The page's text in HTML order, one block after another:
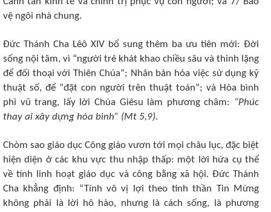
vệ ngôi nhà chung.
Đức Thánh Cha Lêô XIV bổ sung thêm ba ưu tiên mới: Đời
sống nội tâm, vì “người trẻ khát khao chiều sâu và thinh lặng
để đối thoại với Thiên Chúa”; Nhân bản hóa việc sử dụng kỹ
thuật số, để “đặt con người trên thuật toán”; và Hòa bình
phi vũ trang, lấy lời Chúa Giêsu làm phương châm: “Phúc
thay ai xây dựng hòa bình” (Mt 5,9).
Chòm sao giáo dục Công giáo vươn tới mọi châu lục, đặc biệt
hiện diện ở các khu vực thu nhập thấp: một lời hứa cụ thể
về tính linh hoạt giáo dục và công bằng xã hội. Đức Thánh
Cha khẳng định: “Tính vô vị lợi theo tinh thần Tin Mừng
không phải là lời hô hào, nhưng là cách sống, là phương